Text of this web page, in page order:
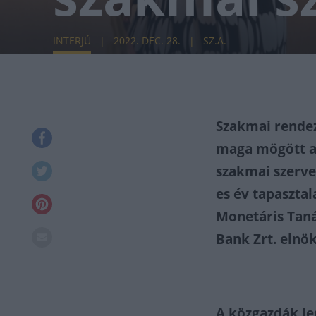
INTERJÚ 2022. DEC. 28. SZ.A.
Szakmai
maga mögött
szakmai
es év
Monetáris
Bank Zrt.